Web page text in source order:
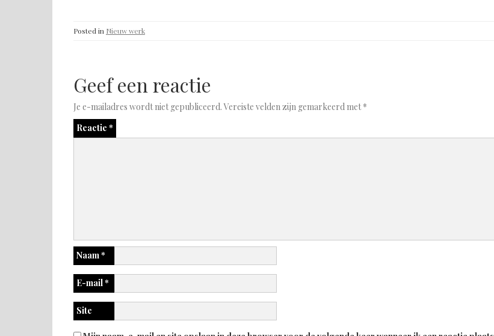
Posted in Nieuw werk
Geef een reactie
Je e-mailadres wordt niet gepubliceerd. Vereiste velden zijn gemarkeerd met*
Reactie *
Naam*
E-mail*
Site